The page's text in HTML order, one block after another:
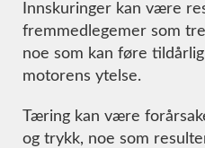
Innskuringer kan være
fremmedlegemer som
noe som kan føre
motorens ytelse.
Tæring kan være
og trykk, noe som